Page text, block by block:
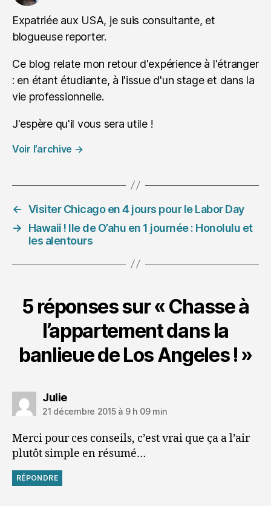
Expatriée aux USA, je suis consultante, et
blogueuse reporter.
Ce blog relate mon retour d'expérience à l'étranger
: en étant étudiante, à l'issue d'un stage et dans la
vie professionnelle.
J'espère qu'il vous sera utile !
Voir l’archive →
← Visiter Chicago en 4 jours pour le Labor Day
→
Hawaii ! Ile de O’ahu en 1 journée : Honolulu et
les alentours
5 réponses sur « Chasse à
l’appartement dans la
banlieue de Los Angeles ! »
Juliedit :
21 décembre 2015 à 9 h 09 min
Merci pour ces conseils, c’est vrai que ça a l’air
plutôt simple en résumé…
RÉPONDRE